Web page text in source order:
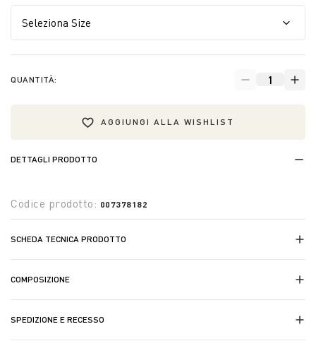
QUANTITÀ:
AGGIUNGI ALLA WISHLIST
DETTAGLI PRODOTTO
Codice prodotto: 007378182
SCHEDA TECNICA PRODOTTO
COMPOSIZIONE
SPEDIZIONE E RECESSO